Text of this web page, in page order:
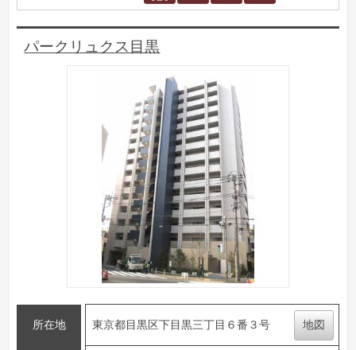
パークリュクス目黒
所在地 東京都目黒区下目黒三丁目６番３号 地図